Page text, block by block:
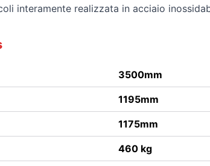
interamente realizzata in acciaio
3500mm
1195mm
1175mm
460 kg